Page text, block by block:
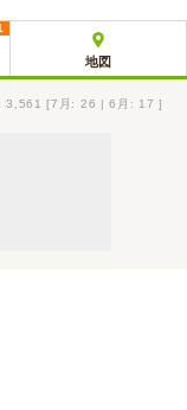
地図
: 3,561 [7月: 26 | 6月: 17 ]